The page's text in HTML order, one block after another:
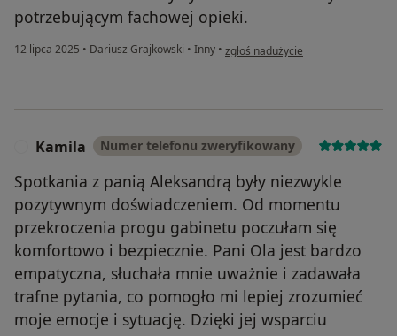
potrzebującym fachowej opieki.
12 lipca 2025 • Dariusz Grajkowski • Inny • w opinii użytkownika Anna
zgłoś nadużycie
Kamila Numer telefonu zweryfikowany
Spotkania z panią Aleksandrą były niezwykle
pozytywnym doświadczeniem. Od momentu
przekroczenia progu gabinetu poczułam się
komfortowo i bezpiecznie. Pani Ola jest bardzo
empatyczna, słuchała mnie uważnie i zadawała
trafne pytania, co pomogło mi lepiej zrozumieć
moje emocje i sytuację. Dzięki jej wsparciu